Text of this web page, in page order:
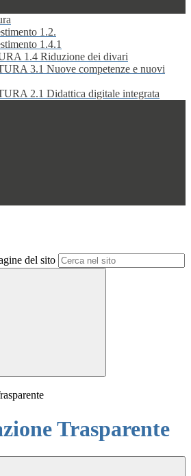
1.2.
1.4.1
1.4 Riduzione dei divari
3.1 Nuove competenze e nuovi
2.1 Didattica digitale integrata
del sito
Trasparente